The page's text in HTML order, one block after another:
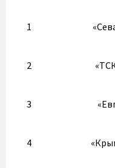
1
2
3
4